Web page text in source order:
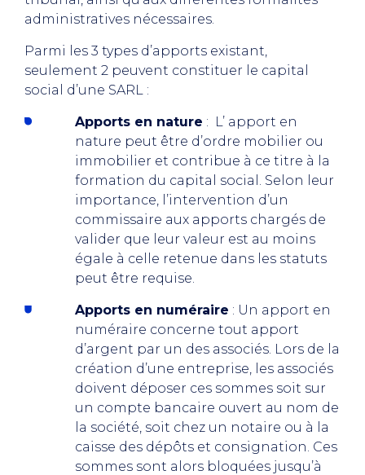
administratives nécessaires.
Parmi les 3 types d’apports existant,
seulement 2 peuvent constituer le capital
social d’une SARL :
Apports en nature : L’ apport en
nature peut être d’ordre mobilier ou
immobilier et contribue à ce titre à la
formation du capital social. Selon leur
importance, l’intervention d’un
commissaire aux apports chargés de
valider que leur valeur est au moins
égale à celle retenue dans les statuts
peut être requise.
Apports en numéraire : Un apport en
numéraire concerne tout apport
d’argent par un des associés. Lors de la
création d’une entreprise, les associés
doivent déposer ces sommes soit sur
un compte bancaire ouvert au nom de
la société, soit chez un notaire ou à la
caisse des dépôts et consignation. Ces
sommes sont alors bloquées jusqu’à